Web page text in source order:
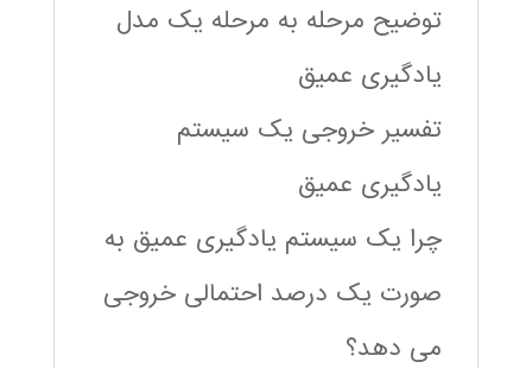
توضیح مرحله به مرحله یک مدل
یادگیری عمیق
تفسیر خروجی یک سیستم
یادگیری عمیق
چرا یک سیستم یادگیری عمیق به
صورت یک درصد احتمالی خروجی
می دهد؟